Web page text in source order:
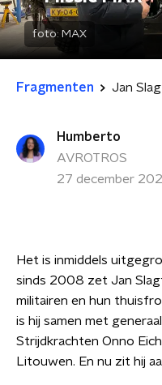
foto: MAX
Fragmenten
Humberto
AVROTROS
27 december
Het is inmiddels
sinds 2008 zet Jan
militairen en hun
is hij samen met
Strijdkrachten Onno
Litouwen. En nu zit hij